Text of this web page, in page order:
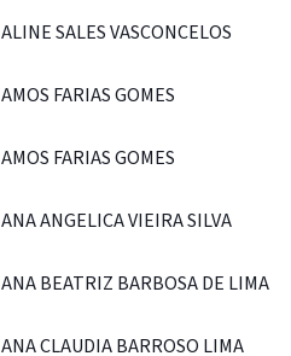
ALINE SALES VASCONCELOS
AMOS FARIAS GOMES
AMOS FARIAS GOMES
ANA ANGELICA VIEIRA SILVA
ANA BEATRIZ BARBOSA DE LIMA
ANA CLAUDIA BARROSO LIMA